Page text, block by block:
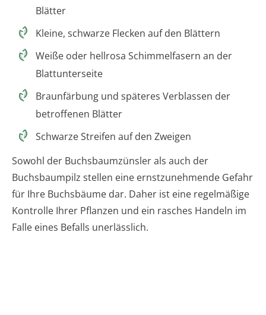
Blätter
Kleine, schwarze Flecken auf den Blättern
Weiße oder hellrosa Schimmelfasern an der
Blattunterseite
Braunfärbung und späteres Verblassen der
betroffenen Blätter
Schwarze Streifen auf den Zweigen
Sowohl der Buchsbaumzünsler als auch der
Buchsbaumpilz stellen eine ernstzunehmende Gefahr
für Ihre Buchsbäume dar. Daher ist eine regelmäßige
Kontrolle Ihrer Pflanzen und ein rasches Handeln im
Falle eines Befalls unerlässlich.